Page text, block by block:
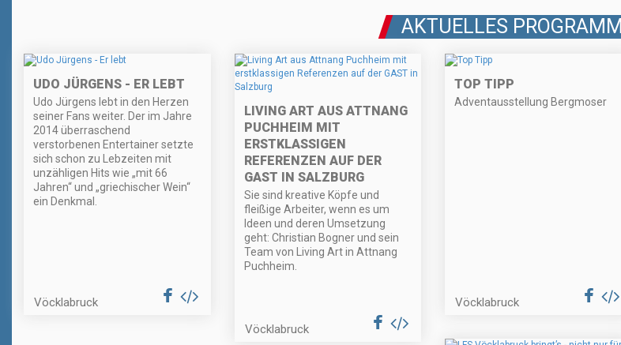
AKTUELLES PROGRAMM
UDO JÜRGENS - ER LEBT
Udo Jürgens lebt in den Herzen
seiner Fans weiter. Der im Jahre
2014 überraschend
verstorbenen Entertainer setzte
sich schon zu Lebzeiten mit
unzähligen Hits wie „mit 66
Jahren“ und „griechischer Wein“
ein Denkmal.
Vöcklabruck
LIVING ART AUS ATTNANG
PUCHHEIM MIT
ERSTKLASSIGEN
REFERENZEN AUF DER
GAST IN SALZBURG
Sie sind kreative Köpfe und
fleißige Arbeiter, wenn es um
Ideen und deren Umsetzung
geht: Christian Bogner und sein
Team von Living Art in Attnang
Puchheim.
Vöcklabruck
TOP TIPP
Adventausstellung Bergmoser
Vöcklabruck